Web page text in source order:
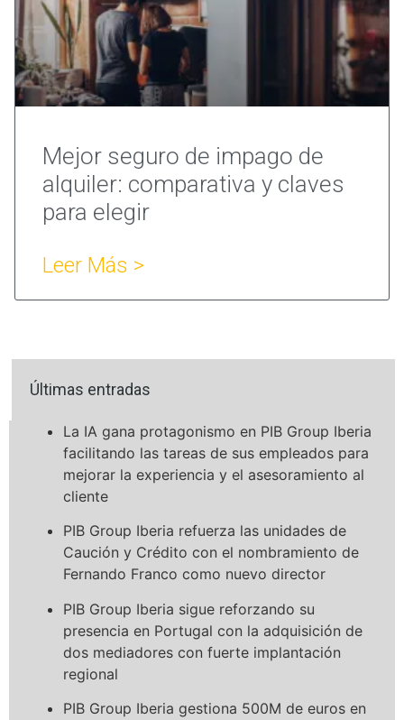
Mejor seguro de impago de
alquiler: comparativa y claves
para elegir
Leer Más >
Últimas entradas
La IA gana protagonismo en PIB Group Iberia
facilitando las tareas de sus empleados para
mejorar la experiencia y el asesoramiento al
cliente
PIB Group Iberia refuerza las unidades de
Caución y Crédito con el nombramiento de
Fernando Franco como nuevo director
PIB Group Iberia sigue reforzando su
presencia en Portugal con la adquisición de
dos mediadores con fuerte implantación
regional
PIB Group Iberia gestiona 500M de euros en